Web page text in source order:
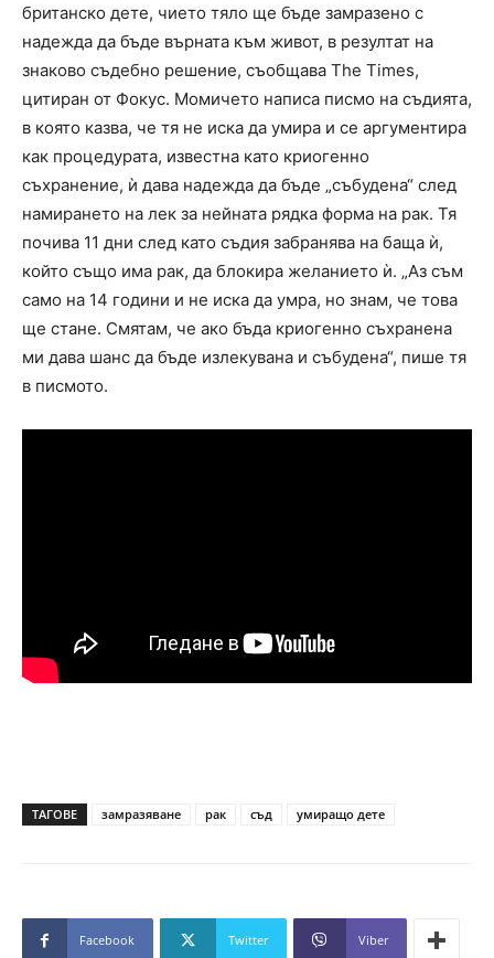
британско дете, чието тяло ще бъде замразено с
надежда да бъде върната към живот, в резултат на
знаково съдебно решение, съобщава The Times,
цитиран от Фокус. Момичето написа писмо на съдията,
в която казва, че тя не иска да умира и се аргументира
как процедурата, известна като криогенно
съхранение, ѝ дава надежда да бъде „събудена“ след
намирането на лек за нейната рядка форма на рак. Тя
почива 11 дни след като съдия забранява на баща ѝ,
който също има рак, да блокира желанието ѝ. „Аз съм
само на 14 години и не иска да умра, но знам, че това
ще стане. Смятам, че ако бъда криогенно съхранена
ми дава шанс да бъде излекувана и събудена“, пише тя
в писмото.
ТАГОВЕ замразяване рак съд умиращо дете
Facebook Twitter Viber